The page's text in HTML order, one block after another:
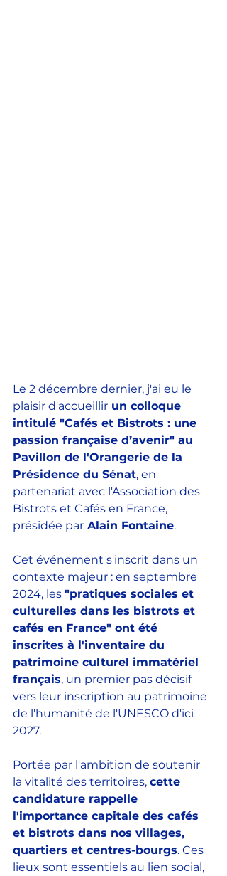
Le 2 décembre dernier, j'ai eu le
plaisir d'accueillir un colloque
intitulé "Cafés et Bistrots : une
passion française d’avenir" au
Pavillon de l'Orangerie de la
Présidence du Sénat, en
partenariat avec l'Association des
Bistrots et Cafés en France,
présidée par Alain Fontaine.
Cet événement s'inscrit dans un
contexte majeur : en septembre
2024, les "pratiques sociales et
culturelles dans les bistrots et
cafés en France" ont été
inscrites à l'inventaire du
patrimoine culturel immatériel
français, un premier pas décisif
vers leur inscription au patrimoine
de l'humanité de l'UNESCO d'ici
2027.
Portée par l'ambition de soutenir
la vitalité des territoires, cette
candidature rappelle
l'importance capitale des cafés
et bistrots dans nos villages,
quartiers et centres-bourgs. Ces
lieux sont essentiels au lien social,